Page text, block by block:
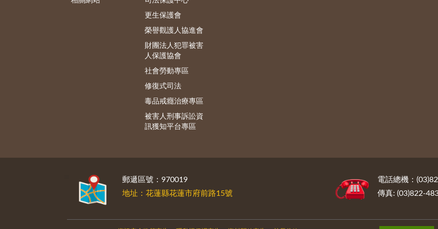
更生保護會
榮譽觀護人協進會
財團法人犯罪被害
人保護協會
社會勞動專區
修復式司法
毒品戒癮治療專區
被害人刑事訴訟資
訊獲知平台專區
郵遞區號：970019
地址：花蓮縣花蓮市府前路15號
電話總機：
傳真: (03)822-